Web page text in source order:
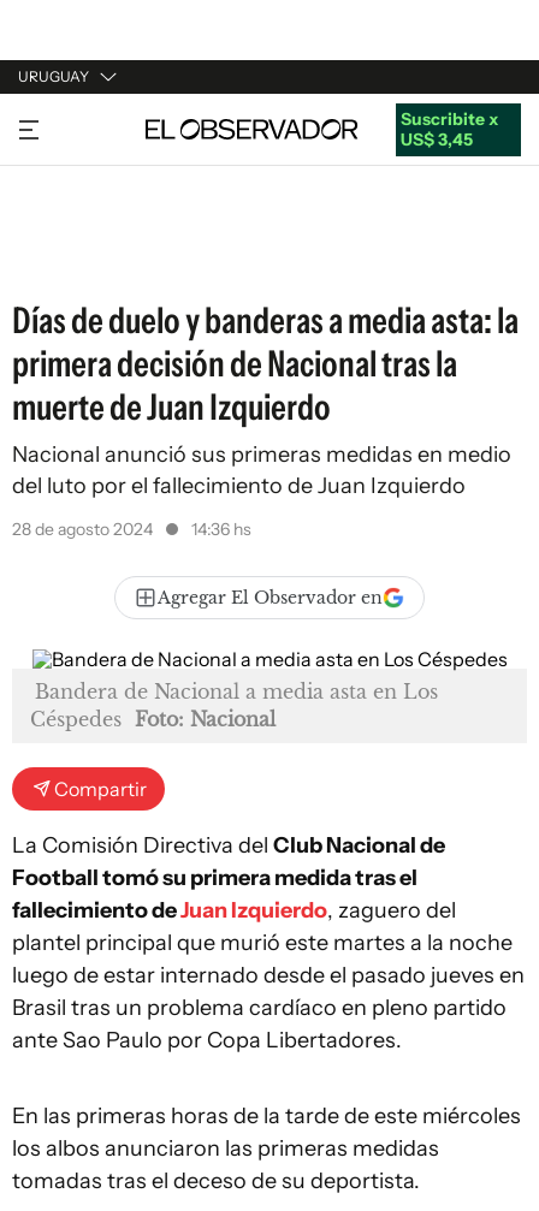
URUGUAY
URUGUAY
ARGENTINA
Suscribite x
US$ 3,45
Días de duelo y banderas a media asta: la
primera decisión de Nacional tras la
muerte de Juan Izquierdo
Nacional anunció sus primeras medidas en medio
del luto por el fallecimiento de Juan Izquierdo
28 de agosto 2024 14:36 hs
Agregar El Observador en
Bandera de Nacional a media asta en Los
Céspedes Foto: Nacional
Compartir
La Comisión Directiva del Club Nacional de
Football tomó su primera medida tras el
fallecimiento deJuan Izquierdo, zaguero del
plantel principal que murió este martes a la noche
luego de estar internado desde el pasado jueves en
Brasil tras un problema cardíaco en pleno partido
ante Sao Paulo por Copa Libertadores.
En las primeras horas de la tarde de este miércoles
los albos anunciaron las primeras medidas
tomadas tras el deceso de su deportista.